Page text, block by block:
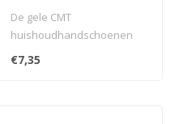
extra stevig rubber
food approved geel
De gele CMT
huishoudhandschoenen
zijn gemaakt van extra
€7,35